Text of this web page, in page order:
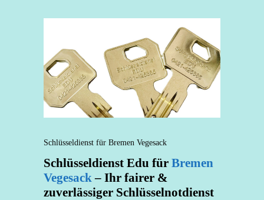
Schlüsseldienst für Bremen Vegesack
Schlüsseldienst Edu für Bremen
Vegesack – Ihr fairer &
zuverlässiger Schlüsselnotdienst